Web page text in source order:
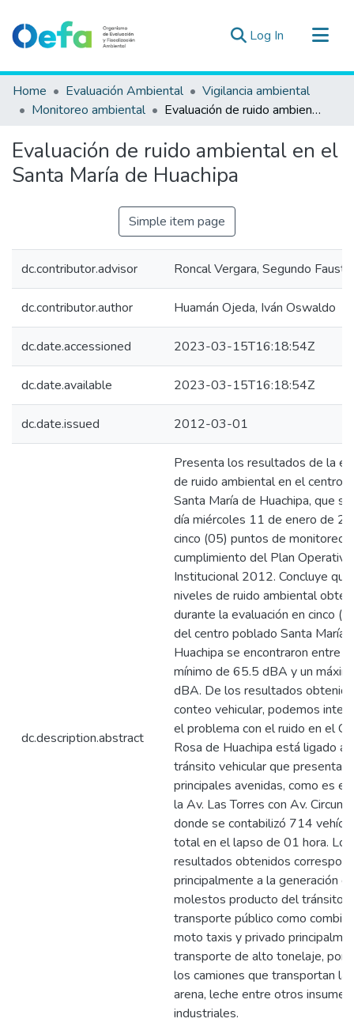
Log In (current)
Communities & Collections
All of DSpace
Estad. Externas
Guias ▾
Home Evaluación Ambiental
Vigilancia ambiental
Monitoreo ambiental
Evaluación de ruido ambiental en el Santa María de Huachipa
Evaluación de ruido ambiental en el
Santa María de Huachipa
Simple item page
dc.contributor.advisor Roncal Vergara, Segundo Fausto
dc.contributor.author Huamán Ojeda, Iván Oswaldo
dc.date.accessioned 2023-03-15T16:18:54Z
dc.date.available 2023-03-15T16:18:54Z
dc.date.issued 2012-03-01
dc.description.abstract
Presenta los resultados de la
de ruido ambiental en el centro
Santa María de Huachipa, que
día miércoles 11 de enero de
cinco (05) puntos de monitoreo
cumplimiento del Plan Operativo
Institucional 2012. Concluye
niveles de ruido ambiental
durante la evaluación en cinco
del centro poblado Santa María
Huachipa se encontraron entre
mínimo de 65.5 dBA y un
dBA. De los resultados
conteo vehicular, podemos
el problema con el ruido en el
Rosa de Huachipa está ligado al
tránsito vehicular que presenta
principales avenidas, como es el
la Av. Las Torres con Av.
donde se contabilizó 714
total en el lapso de 01 hora. Los
resultados obtenidos
principalmente a la generación
molestos producto del tránsito
transporte público como combis,
moto taxis y privado
transporte de alto tonelaje, por
los camiones que transportan
arena, leche entre otros insumes
industriales.